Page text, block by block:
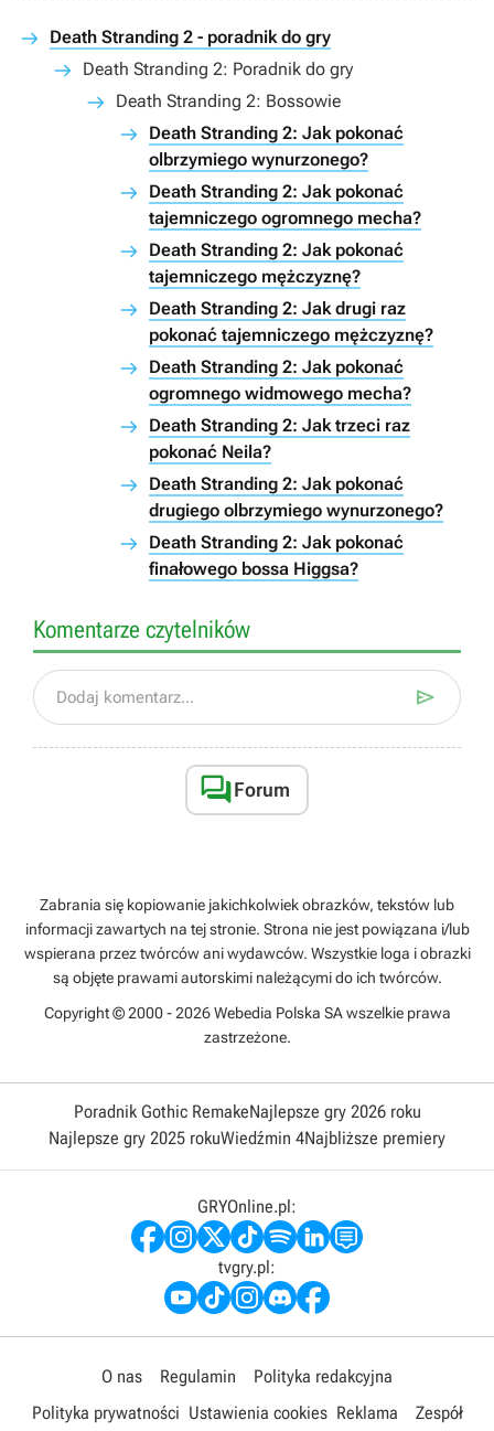
Death Stranding 2 - poradnik do gry
Death Stranding 2: Poradnik do gry
Death Stranding 2: Bossowie
Death Stranding 2: Jak pokonać
olbrzymiego wynurzonego?
Death Stranding 2: Jak pokonać
tajemniczego ogromnego mecha?
Death Stranding 2: Jak pokonać
tajemniczego mężczyznę?
Death Stranding 2: Jak drugi raz
pokonać tajemniczego mężczyznę?
Death Stranding 2: Jak pokonać
ogromnego widmowego mecha?
Death Stranding 2: Jak trzeci raz
pokonać Neila?
Death Stranding 2: Jak pokonać
drugiego olbrzymiego wynurzonego?
Death Stranding 2: Jak pokonać
finałowego bossa Higgsa?
Komentarze czytelników
Dodaj komentarz... 
Forum
Zabrania się kopiowanie jakichkolwiek obrazków, tekstów lub
informacji zawartych na tej stronie. Strona nie jest powiązana i/lub
wspierana przez twórców ani wydawców. Wszystkie loga i obrazki
są objęte prawami autorskimi należącymi do ich twórców.
Copyright © 2000 - 2026 Webedia Polska SA wszelkie prawa
zastrzeżone.
Poradnik Gothic RemakeNajlepsze gry 2026 roku
Najlepsze gry 2025 rokuWiedźmin 4Najbliższe premiery
GRYOnline.pl:
tvgry.pl:
O nas Regulamin
Polityka redakcyjna
Polityka prywatności Ustawienia cookies Reklama Zespół